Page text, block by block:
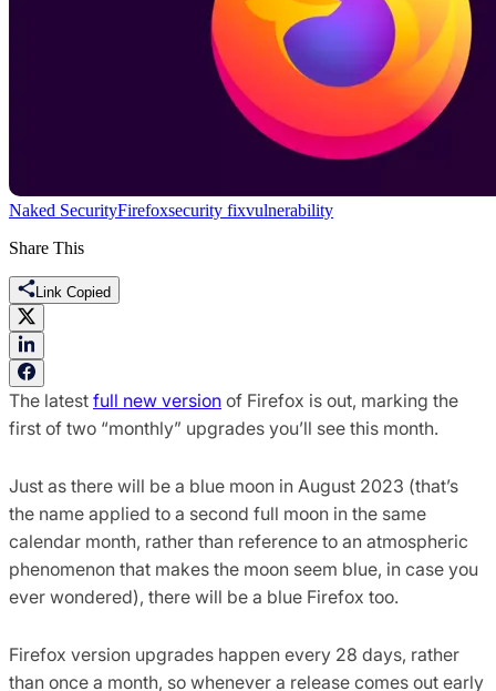
Naked SecurityFirefoxsecurity fixvulnerability
Share This
Link Copied
The latest full new version of Firefox is out, marking the
first of two “monthly” upgrades you’ll see this month.
Just as there will be a blue moon in August 2023 (that’s
the name applied to a second full moon in the same
calendar month, rather than reference to an atmospheric
phenomenon that makes the moon seem blue, in case you
ever wondered), there will be a blue Firefox too.
Firefox version upgrades happen every 28 days, rather
than once a month, so whenever a release comes out early